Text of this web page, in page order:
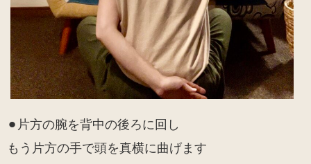
⚫︎片方の腕を背中の後ろに回し
もう片方の手で頭を真横に曲げます